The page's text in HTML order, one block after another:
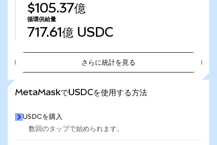
$105.37億
循環供給量
717.61億 USDC
さらに統計を見る
MetaMaskでUSDCを使用する方法
USDCを購入
数回のタップで始められます。